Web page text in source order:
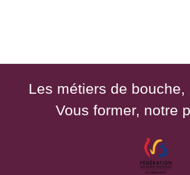
Les métiers de bouche,
Vous former, notre